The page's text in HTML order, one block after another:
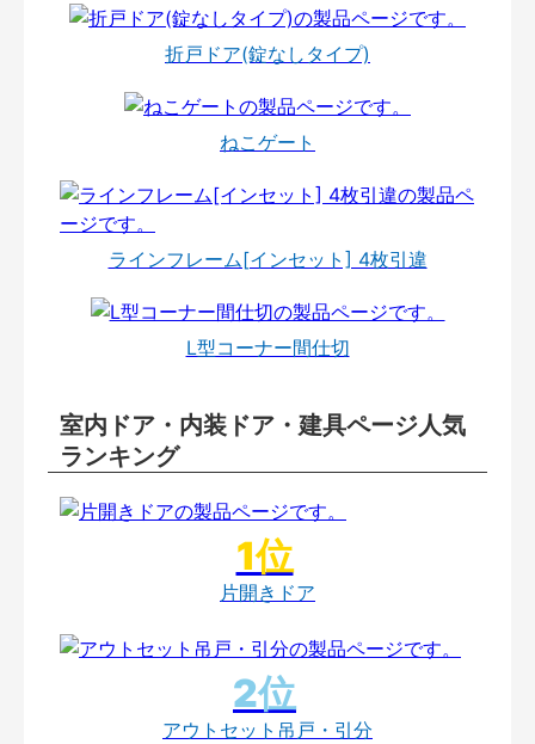
折戸ドア(錠なしタイプ)
ねこゲート
ラインフレーム[インセット] 4枚引違
L型コーナー間仕切
室内ドア・内装ドア・建具ページ人気
ランキング
片開きドア
アウトセット吊戸・引分